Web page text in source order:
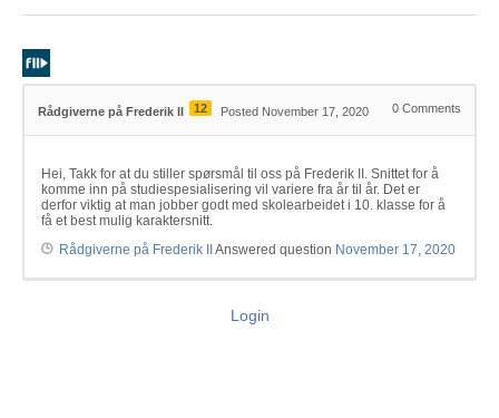
Rådgiverne på Frederik II 12 Posted November 17, 2020 0 Comments
Hei, Takk for at du stiller spørsmål til oss på Frederik II. Snittet for å
komme inn på studiespesialisering vil variere fra år til år. Det er
derfor viktig at man jobber godt med skolearbeidet i 10. klasse for å
få et best mulig karaktersnitt.
Rådgiverne på Frederik II
Answered question November 17, 2020
Login